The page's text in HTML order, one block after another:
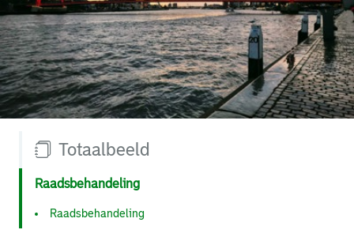
Totaalbeeld
Raadsbehandeling
Raadsbehandeling